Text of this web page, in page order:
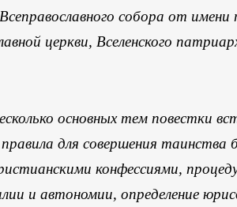
собора от имени
церкви, Вселенского
основных тем повестки
для совершения
конфессиями,
и автономии, определение